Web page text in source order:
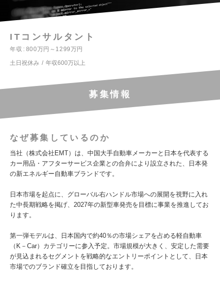
ITコンサルタント
年収
800万円～1299万円
土日祝休み
年収600万以上
募集情報
なぜ募集しているのか
当社（株式会社EMT）は、中国大手自動車メーカーと日本を代表する
カー用品・アフターサービス企業との合弁により設立された、日本発
の新エネルギー自動車ブランドです。
日本市場を起点に、グローバル右ハンドル市場への展開を視野に入れ
た中長期戦略を掲げ、2027年の新型車発売を目標に事業を推進してお
ります。
第一弾モデルは、日本国内で約40％の市場シェアを占める軽自動車
（K－Car）カテゴリーに参入予定。市場規模が大きく、安定した需要
が見込まれるセグメントを戦略的なエントリーポイントとして、日本
市場でのブランド確立を目指しております。